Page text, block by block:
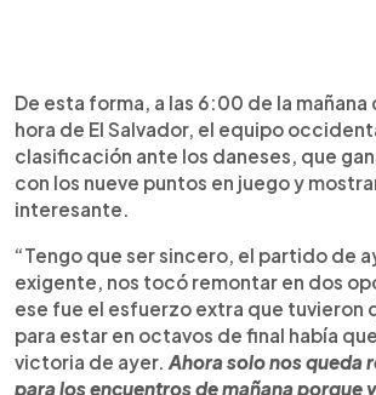
De esta forma, a las 6:00 de la
hora de El Salvador, el equipo
clasificación ante los daneses, que
con los nueve puntos en juego y
interesante.
“Tengo que ser sincero, el partido de
exigente, nos tocó remontar en dos
ese fue el esfuerzo extra que tuvieron
para estar en octavos de final había
victoria de ayer. Ahora solo nos queda
para los encuentros de mañana porque